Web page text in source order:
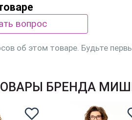
вопрос
об этом товаре. Будьте
БРЕНДА